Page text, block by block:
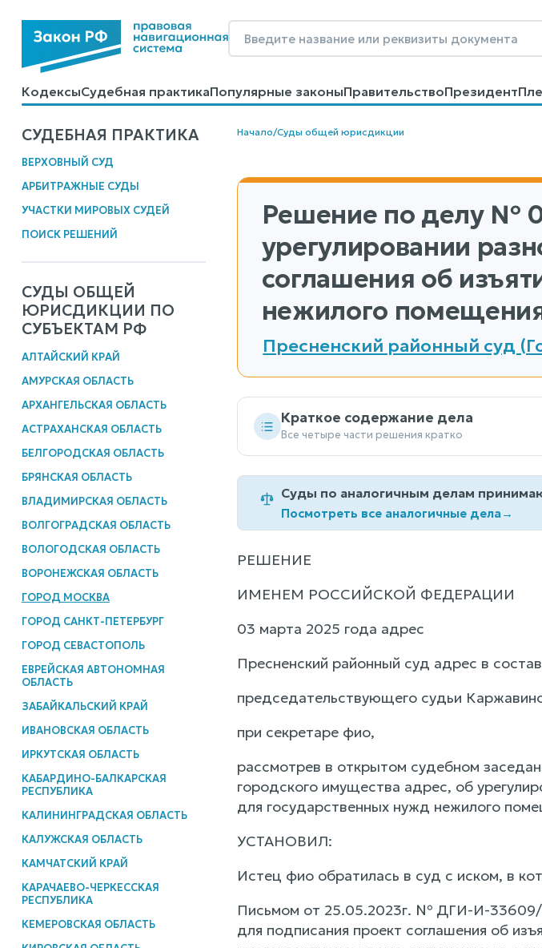
КодексыСудебная практикаПопулярные законыПравительствоПрезидент
КалькуляторыСправочные материалыОбразцы договоровКонтактыПомощь
СУДЕБНАЯ ПРАКТИКА
ВЕРХОВНЫЙ СУД
АРБИТРАЖНЫЕ СУДЫ
УЧАСТКИ МИРОВЫХ СУДЕЙ
ПОИСК РЕШЕНИЙ
СУДЫ ОБЩЕЙ
ЮРИСДИКЦИИ ПО
СУБЪЕКТАМ РФ
АЛТАЙСКИЙ КРАЙ
АМУРСКАЯ ОБЛАСТЬ
АРХАНГЕЛЬСКАЯ ОБЛАСТЬ
АСТРАХАНСКАЯ ОБЛАСТЬ
БЕЛГОРОДСКАЯ ОБЛАСТЬ
БРЯНСКАЯ ОБЛАСТЬ
ВЛАДИМИРСКАЯ ОБЛАСТЬ
ВОЛГОГРАДСКАЯ ОБЛАСТЬ
ВОЛОГОДСКАЯ ОБЛАСТЬ
ВОРОНЕЖСКАЯ ОБЛАСТЬ
ГОРОД МОСКВА
ГОРОД САНКТ-ПЕТЕРБУРГ
ГОРОД СЕВАСТОПОЛЬ
ЕВРЕЙСКАЯ АВТОНОМНАЯ
ОБЛАСТЬ
ЗАБАЙКАЛЬСКИЙ КРАЙ
ИВАНОВСКАЯ ОБЛАСТЬ
ИРКУТСКАЯ ОБЛАСТЬ
КАБАРДИНО-БАЛКАРСКАЯ
РЕСПУБЛИКА
КАЛИНИНГРАДСКАЯ ОБЛАСТЬ
КАЛУЖСКАЯ ОБЛАСТЬ
КАМЧАТСКИЙ КРАЙ
КАРАЧАЕВО-ЧЕРКЕССКАЯ
РЕСПУБЛИКА
КЕМЕРОВСКАЯ ОБЛАСТЬ
Начало/Суды общей юрисдикции
Решение по делу №
урегулировании
соглашения об
нежилого
Пресненский районный суд
Краткое содержание дела
Все четыре части решения кратко
Суды по аналогичным делам
Посмотреть все аналогичные дела→
РЕШЕНИЕ
ИМЕНЕМ РОССИЙСКОЙ ФЕДЕРАЦИИ
03 марта 2025 года адрес
Пресненский районный суд адрес в
председательствующего судьи
при секретаре фио,
рассмотрев в открытом судебном
городского имущества адрес, об
для государственных нужд нежилого
УСТАНОВИЛ:
Истец фио обратилась в суд с иском, в
Письмом от 25.05.2023г. № ДГИ-И-33609/
для подписания проект соглашения об